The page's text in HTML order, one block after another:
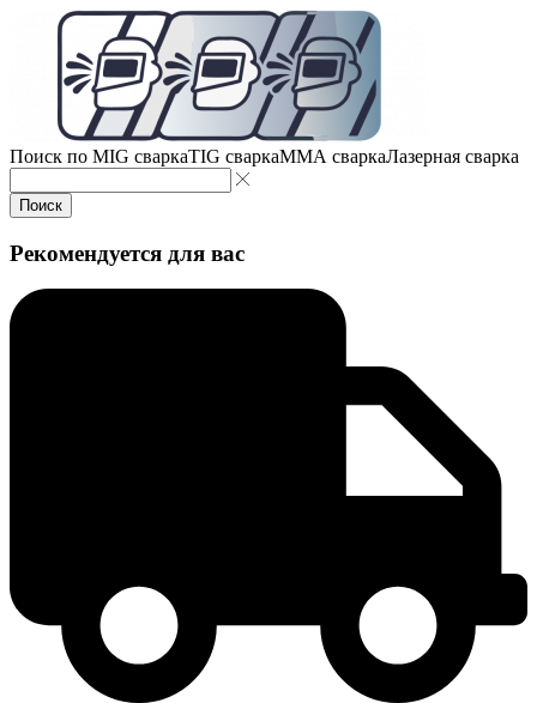
Поиск по MIG сваркаTIG сваркаMMA сваркаЛазерная сварка
Поиск
Рекомендуется для вас